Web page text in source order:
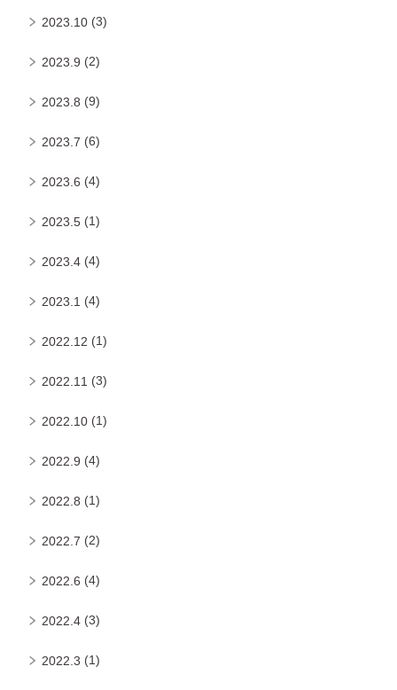
2023.10 (3)
2023.9 (2)
2023.8 (9)
2023.7 (6)
2023.6 (4)
2023.5 (1)
2023.4 (4)
2023.1 (4)
2022.12 (1)
2022.11 (3)
2022.10 (1)
2022.9 (4)
2022.8 (1)
2022.7 (2)
2022.6 (4)
2022.4 (3)
2022.3 (1)